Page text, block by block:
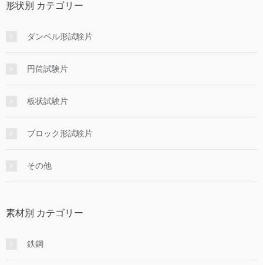
形状別 カテゴリー
ダンベル形試験片
円筒試験片
板状試験片
ブロック形試験片
その他
素材別 カテゴリー
鉄鋼